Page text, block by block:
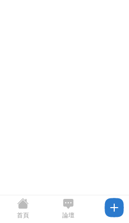
首頁 論壇